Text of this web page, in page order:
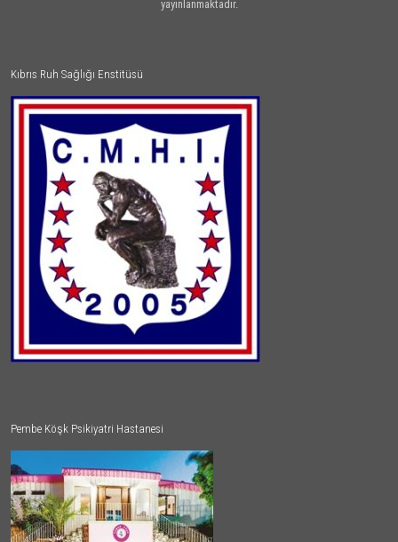
yayınlanmaktadır.
Kıbrıs Ruh Sağlığı Enstitüsü
Pembe Köşk Psikiyatri Hastanesi